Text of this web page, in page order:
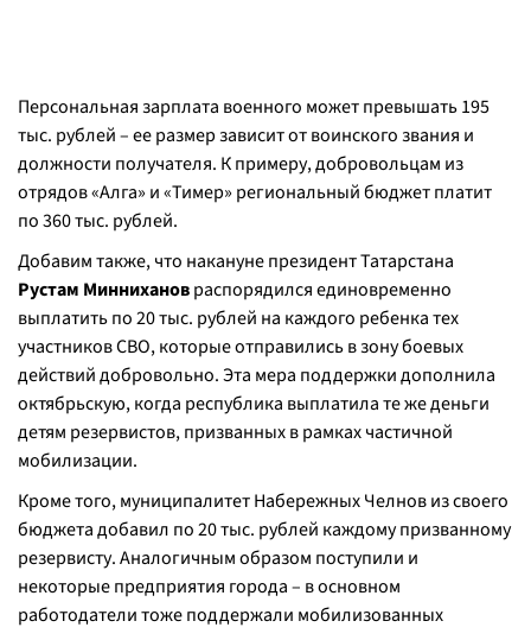
Персональная зарплата военного может превышать 195
тыс. рублей – ее размер зависит от воинского звания и
должности получателя. К примеру, добровольцам из
отрядов «Алга» и «Тимер» региональный бюджет платит
по 360 тыс. рублей.
Добавим также, что накануне президент Татарстана
Рустам Миннихановраспорядился единовременно
выплатить по 20 тыс. рублей на каждого ребенка тех
участников СВО, которые отправились в зону боевых
действий добровольно. Эта мера поддержки дополнила
октябрьскую, когда республика выплатила те же деньги
детям резервистов, призванных в рамках частичной
мобилизации.
Кроме того, муниципалитет Набережных Челнов из своего
бюджета добавил по 20 тыс. рублей каждому призванному
резервисту. Аналогичным образом поступили и
некоторые предприятия города – в основном
работодатели тоже поддержали мобилизованных